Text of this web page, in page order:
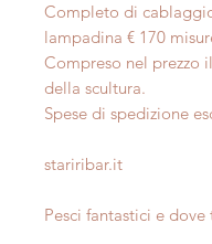
Completo di
lampadina € 170
Compreso nel prezzo
della scultura.
Spese di spedizione
stariribar.it
Pesci fantastici e dove